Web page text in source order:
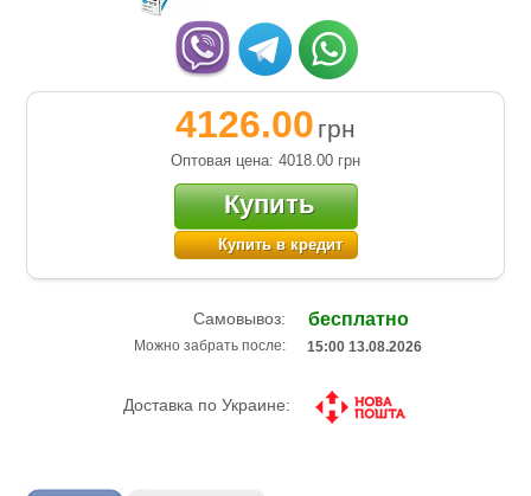
4126.00 грн
Оптовая цена: 4018.00 грн
Купить
Купить в кредит
Самовывоз: бесплатно
Можно забрать после: 15:00 13.08.2026
Доставка по Украине: